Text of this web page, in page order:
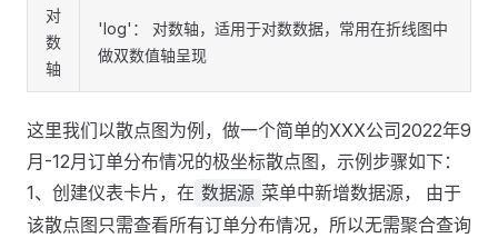
对
数
轴
'log'： 对数轴，适用于对数数据，常用在折线图中
做双数值轴呈现
这里我们以散点图为例，做一个简单的XXX公司2022年9
月-12月订单分布情况的极坐标散点图，示例步骤如下：
1、创建仪表卡片，在 数据源 菜单中新增数据源， 由于
该散点图只需查看所有订单分布情况，所以无需聚合查询